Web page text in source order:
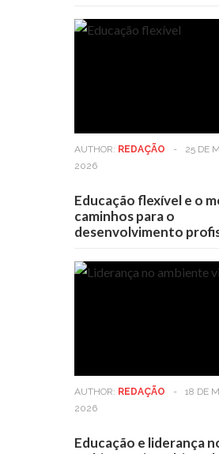
AUTHOR: REDAÇÃO -
25 DE
2026
Educação flexível e o
caminhos para o
desenvolvimento
AUTHOR: REDAÇÃO -
18 DE
2026
Educação e liderança